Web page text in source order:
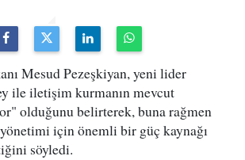
Mesud Pezeşkiyan, yeni lider
ile iletişim kurmanın mevcut
olduğunu belirterek, buna rağmen
için önemli bir güç kaynağı
söyledi.